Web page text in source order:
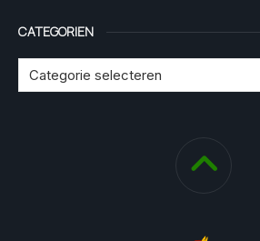
CATEGORIEN